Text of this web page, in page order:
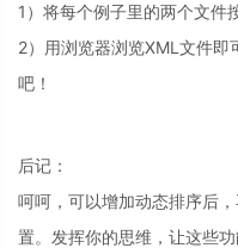
1）将每个例子里的两个文件
2）用浏览器浏览XML文件
吧！
后记：
呵呵，可以增加动态排序后
置。发挥你的思维，让这些